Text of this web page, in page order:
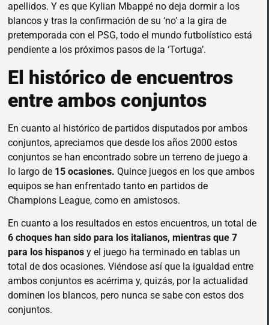
apellidos. Y es que Kylian Mbappé no deja dormir a los
blancos y tras la confirmación de su ‘no’ a la gira de
pretemporada con el PSG, todo el mundo futbolístico está
pendiente a los próximos pasos de la ‘Tortuga’.
El histórico de encuentros
entre ambos conjuntos
En cuanto al histórico de partidos disputados por ambos
conjuntos, apreciamos que desde los años 2000 estos
conjuntos se han encontrado sobre un terreno de juego a
lo largo de 15 ocasiones. Quince juegos en los que ambos
equipos se han enfrentado tanto en partidos de
Champions League, como en amistosos.
En cuanto a los resultados en estos encuentros, un total de
6 choques han sido para los italianos, mientras que 7
para los hispanos y el juego ha terminado en tablas un
total de dos ocasiones. Viéndose así que la igualdad entre
ambos conjuntos es acérrima y, quizás, por la actualidad
dominen los blancos, pero nunca se sabe con estos dos
conjuntos.